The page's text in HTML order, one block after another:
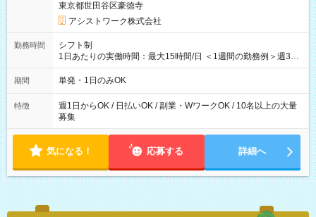
東京都世田谷区豪徳寺
アシストワーク株式会社
勤務時間
シフト制
1日あたりの実働時間：最大15時間/日 ＜1週間の勤務例＞週3回
勤務 勤務：月・水・金 休み：火・木・土・日 好きな時にお仕事
可能です！ ※1日あたりの最大実働時間は日勤、夜勤共に勤務し
期間 単発・1日のみOK
特徴
週1日からOK / 日払いOK / 副業・WワークOK / 10名以上の大量
募集
気になる！ 応募する 詳細へ